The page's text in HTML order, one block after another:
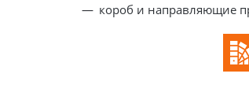
короб и направляющие